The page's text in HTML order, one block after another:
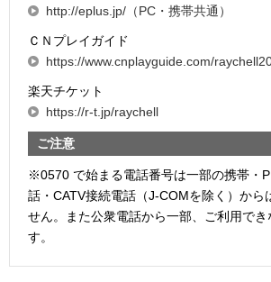
http://eplus.jp/（PC・携帯共通）
ＣＮプレイガイド
https://www.cnplayguide.com/
楽天チケット
https://r-t.jp/raychell
ご注意
※0570 で始まる電話番号は一部の携帯・
話・CATV接続電話（J-COMを除く）から
せん。また公衆電話から一部、ご利用でき
す。